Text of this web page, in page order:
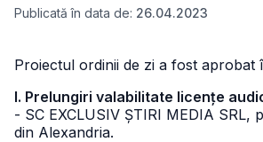
Publicată în data de: 26.04.2023
Proiectul ordinii de zi a fost aprobat
I. Prelungiri valabilitate licențe
- SC EXCLUSIV ȘTIRI MEDIA SRL,
din Alexandria.